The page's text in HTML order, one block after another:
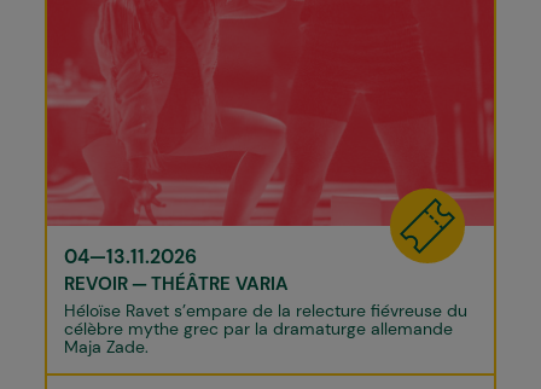
04—13.11.2026
REVOIR THÉÂTRE VARIA
Héloïse Ravet s’empare de la relecture fiévreuse du
célèbre mythe grec par la dramaturge allemande
Maja Zade.